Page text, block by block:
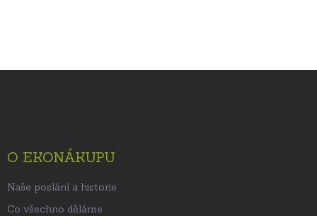
O EKONÁKUPU
Naše poslání a historie
Co všechno děláme